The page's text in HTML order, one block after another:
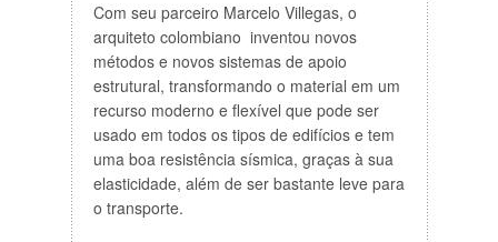
Com seu parceiro Marcelo Villegas, o
arquiteto colombiano inventou novos
métodos e novos sistemas de apoio
estrutural, transformando o material em um
recurso moderno e flexível que pode ser
usado em todos os tipos de edifícios e tem
uma boa resistência sísmica, graças à sua
elasticidade, além de ser bastante leve para
o transporte.